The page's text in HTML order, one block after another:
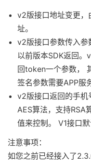
v2版接口地址变更，
址。
v2版接口参数传入参
以前版本SDK返回。
回token一个参数，
签名参数需要APP服
v2版接口返回的手机
AES算法，支持RSA
值来控制。 V1接口默
注意事项：
如您之前已经接入了